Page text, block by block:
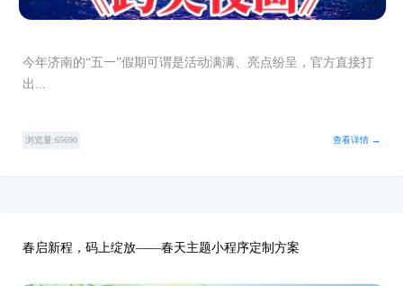
今年济南的“五一”假期可谓是活动满满、亮点纷呈，官方直接打
出...
浏览量:65690 查看详情 →
春启新程，码上绽放——春天主题小程序定制方案